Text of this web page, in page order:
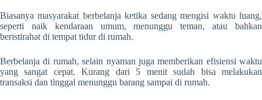
Biasanya masyarakat berbelanja ketika sedang mengisi waktu luang,
seperti naik kendaraan umum, menunggu teman, atau bahkan
beristirahat di tempat tidur di rumah.
Berbelanja di rumah, selain nyaman juga memberikan efisiensi waktu
yang sangat cepat. Kurang dari 5 menit sudah bisa melakukan
transaksi dan tinggal menunggu barang sampai di rumah.